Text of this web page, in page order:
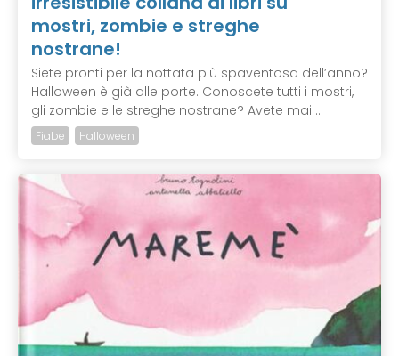
mostri, zombie e streghe
nostrane!
Siete pronti per la nottata più spaventosa dell’anno?
Halloween è già alle porte. Conoscete tutti i mostri,
gli zombie e le streghe nostrane? Avete mai ...
Fiabe Halloween